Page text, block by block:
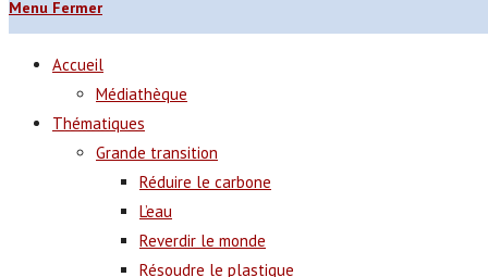
Menu Fermer
Accueil
Médiathèque
Thématiques
Grande transition
Réduire le carbone
L’eau
Reverdir le monde
Résoudre le plastique